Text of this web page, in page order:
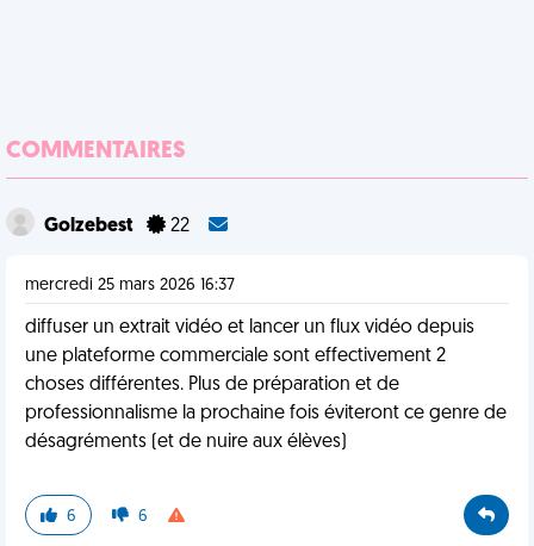
COMMENTAIRES
Golzebest 22
mercredi 25 mars 2026 16:37
diffuser un extrait vidéo et lancer un flux vidéo depuis
une plateforme commerciale sont effectivement 2
choses différentes. Plus de préparation et de
professionnalisme la prochaine fois éviteront ce genre de
désagréments (et de nuire aux élèves)
6 6